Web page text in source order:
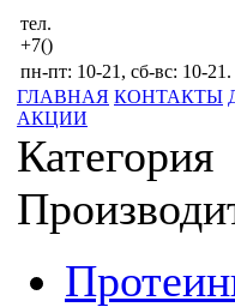
тел.
+7()
пн-пт: 10-21, сб-вс: 10-21.
ГЛАВНАЯ КОНТАКТЫ
АКЦИИ
Категория